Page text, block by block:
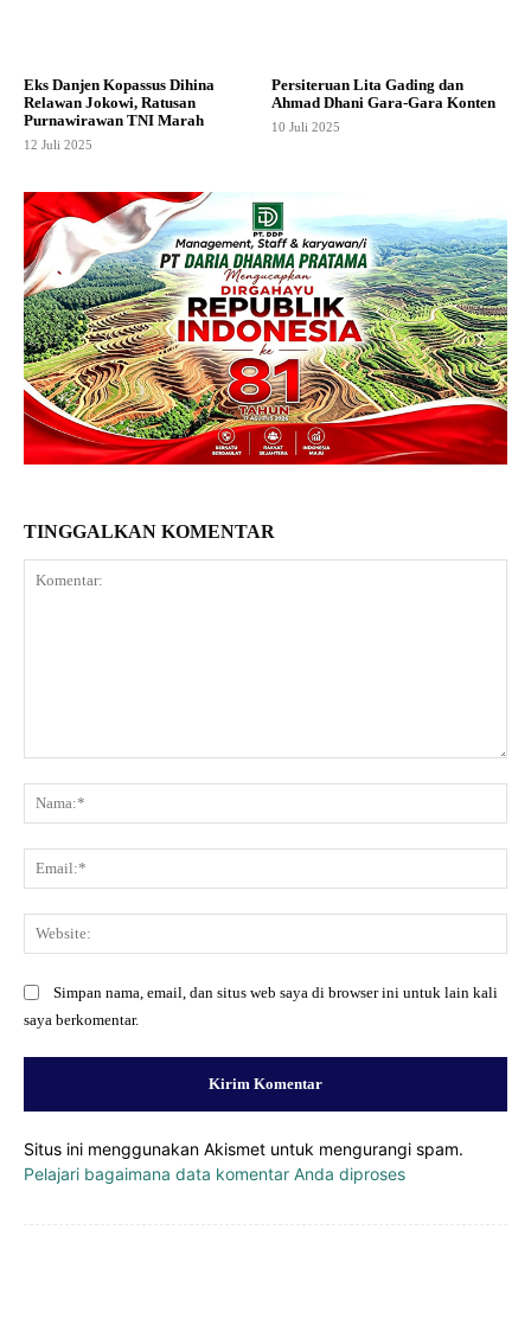
Eks Danjen Kopassus Dihina
Relawan Jokowi, Ratusan
Purnawirawan TNI Marah
12 Juli 2025
Persiteruan Lita Gading dan
Ahmad Dhani Gara-Gara Konten
10 Juli 2025
TINGGALKAN KOMENTAR
Simpan nama, email, dan situs web saya di browser ini untuk lain kali
saya berkomentar.
Situs ini menggunakan Akismet untuk mengurangi spam.
Pelajari bagaimana data komentar Anda diproses